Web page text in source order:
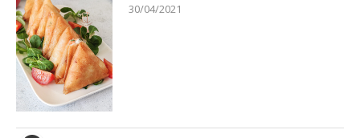
30/04/2021